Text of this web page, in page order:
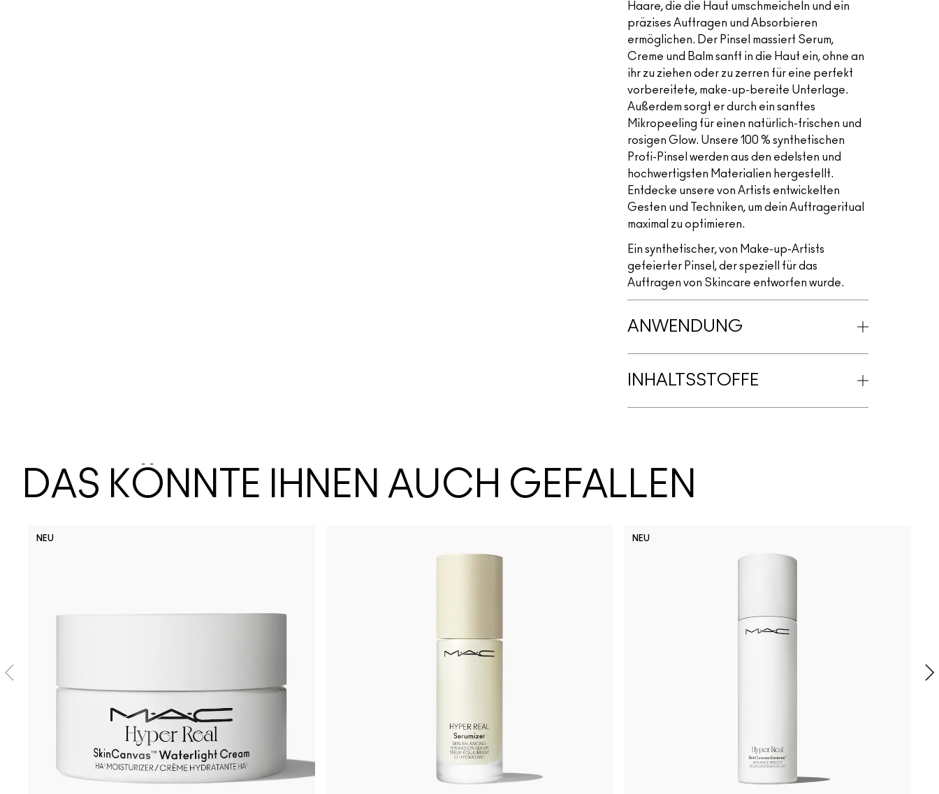
Haare, die die Haut umschmeicheln und ein
präzises Auftragen und Absorbieren
ermöglichen. Der Pinsel massiert Serum,
Creme und Balm sanft in die Haut ein, ohne an
ihr zu ziehen oder zu zerren für eine perfekt
vorbereitete, make-up-bereite Unterlage.
Außerdem sorgt er durch ein sanftes
Mikropeeling für einen natürlich-frischen und
rosigen Glow. Unsere 100 % synthetischen
Profi-Pinsel werden aus den edelsten und
hochwertigsten Materialien hergestellt.
Entdecke unsere von Artists entwickelten
Gesten und Techniken, um dein Auftrageritual
maximal zu optimieren.
Ein synthetischer, von Make-up-Artists
gefeierter Pinsel, der speziell für das
Auftragen von Skincare entworfen wurde.
ANWENDUNG
INHALTSSTOFFE
DAS KÖNNTE IHNEN AUCH GEFALLEN
NEU NEU